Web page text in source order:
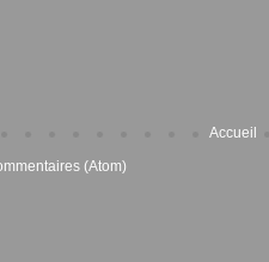
Accueil
(Atom)